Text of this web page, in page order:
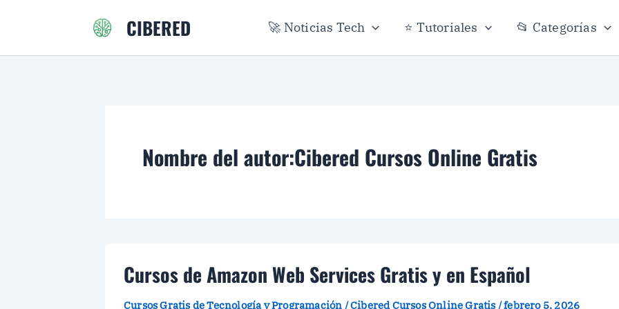
contenido
CIBERED 🚀 Noticias Tech ⭐ Tutoriales 📂 Categorías
Nombre del autor:Cibered Cursos Online Gratis
Cursos de Amazon Web Services Gratis y en Español
Cursos Gratis de Tecnología y Programación /Cibered Cursos Online Gratis /febrero 5, 2026